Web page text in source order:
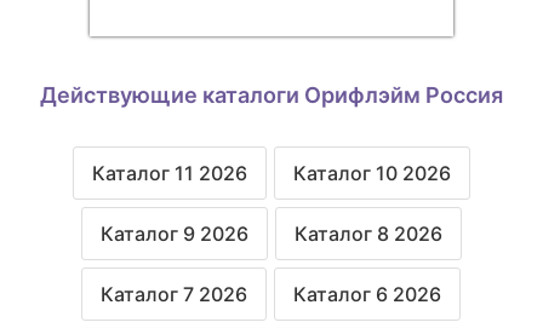
Действующие каталоги Орифлэйм Россия
Каталог 11 2026 Каталог 10 2026
Каталог 9 2026 Каталог 8 2026
Каталог 7 2026 Каталог 6 2026